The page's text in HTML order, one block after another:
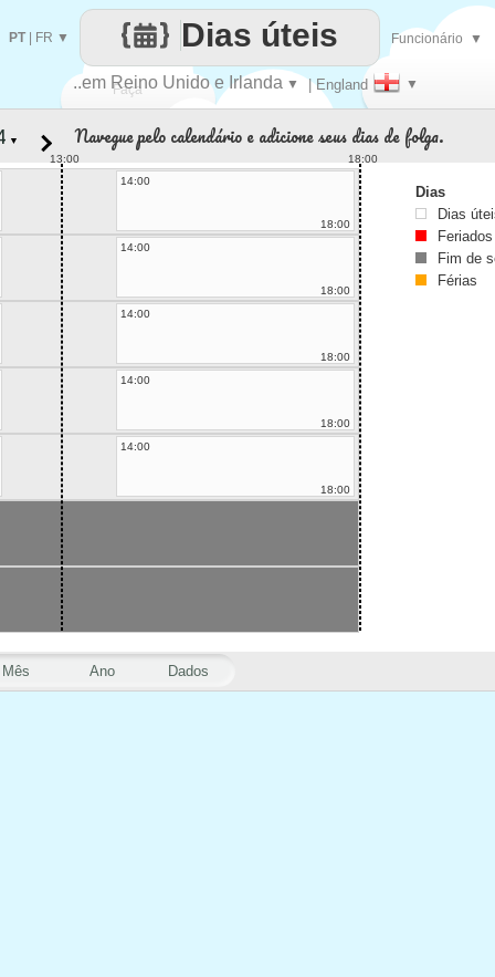
Faça
..em Reino Unido e Irlanda ▼ | England ▼
Dias úteis
PT| FR ▼ Funcionário ▼
Mês Ano Dados
▼ Navegue pelo calendário e adicione seus dias de folga.
13:00
18:00
14:00
18:00
14:00
18:00
14:00
18:00
14:00
18:00
14:00
18:00
Dias
Dias
Feriados
Fim de
Férias